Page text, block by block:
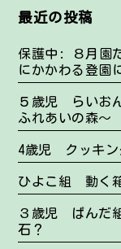
最近の投稿
保護中: ８月園
にかかわる登園
５歳児 らいお
ふれあいの森～
4歳児 クッキン
ひよこ組 動く
３歳児 ぱんだ
石？